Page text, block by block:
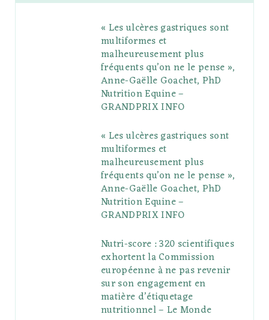
b
t
l
e
P
l
s
a
g
r
a
e
r
e
s
o
l
r
« Les ulcères gastriques sont
multiformes et
malheureusement plus
fréquents qu’on ne le pense »,
Anne-Gaëlle Goachet, PhD
Nutrition Equine –
GRANDPRIX INFO
« Les ulcères gastriques sont
multiformes et
malheureusement plus
fréquents qu’on ne le pense »,
Anne-Gaëlle Goachet, PhD
Nutrition Equine –
GRANDPRIX INFO
Nutri-score : 320 scientifiques
exhortent la Commission
européenne à ne pas revenir
sur son engagement en
matière d’étiquetage
nutritionnel – Le Monde